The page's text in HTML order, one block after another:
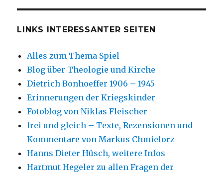
LINKS INTERESSANTER SEITEN
Alles zum Thema Spiel
Blog über Theologie und Kirche
Dietrich Bonhoeffer 1906 – 1945
Erinnerungen der Kriegskinder
Fotoblog von Niklas Fleischer
frei und gleich – Texte, Rezensionen und
Kommentare von Markus Chmielorz
Hanns Dieter Hüsch, weitere Infos
Hartmut Hegeler zu allen Fragen der